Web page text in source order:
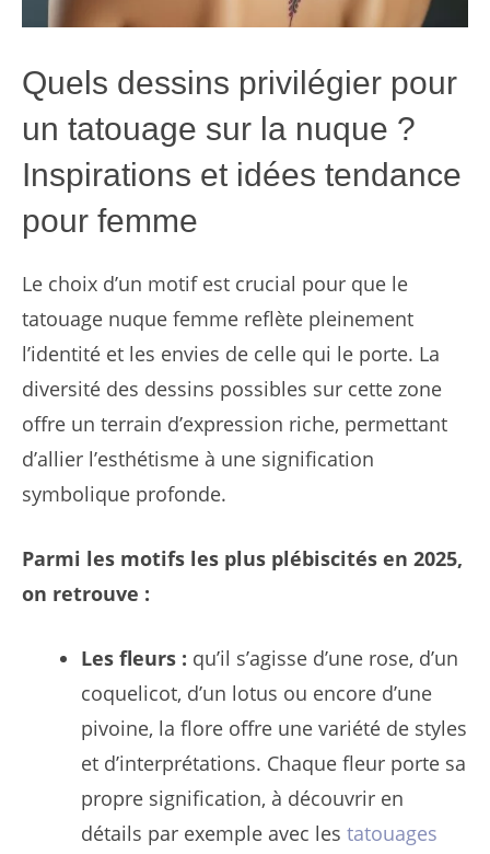
Quels dessins privilégier pour
un tatouage sur la nuque ?
Inspirations et idées tendance
pour femme
Le choix d’un motif est crucial pour que le
tatouage nuque femme reflète pleinement
l’identité et les envies de celle qui le porte. La
diversité des dessins possibles sur cette zone
offre un terrain d’expression riche, permettant
d’allier l’esthétisme à une signification
symbolique profonde.
Parmi les motifs les plus plébiscités en 2025,
on retrouve :
Les fleurs : qu’il s’agisse d’une rose, d’un
coquelicot, d’un lotus ou encore d’une
pivoine, la flore offre une variété de styles
et d’interprétations. Chaque fleur porte sa
propre signification, à découvrir en
détails par exemple avec les tatouages